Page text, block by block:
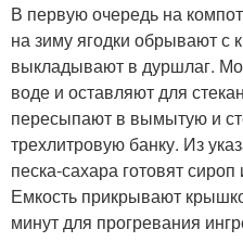
В первую очередь на
на зиму ягодки обрывают с
выкладывают в дуршлаг.
воде и оставляют для
пересыпают в вымытую и
трехлитровую банку. Из
песка-сахара готовят
Емкость прикрывают
минут для прогревания